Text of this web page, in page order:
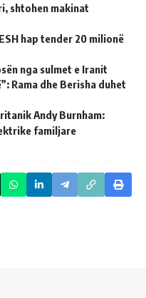
shtohen makinat
hap tender 20 milionë
nga sulmet e Iranit
Rama dhe Berisha duhet
Andy Burnham:
familjare